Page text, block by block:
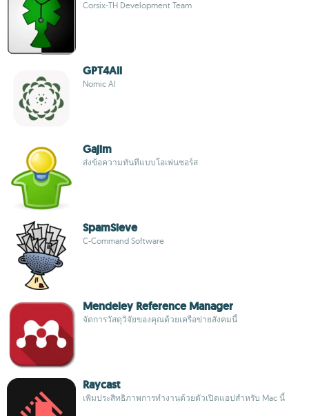
Corsix-TH Development Team
GPT4All
Nomic AI
Gajim
ส่งข้อความทันทีแบบโอเพ่นซอร์ส
SpamSieve
C-Command Software
Mendeley Reference Manager
จัดการวัสดุวิจัยของคุณด้วยเครือข่ายสังคมนี้
Raycast
เพิ่มประสิทธิภาพการทำงานด้วยตัวเปิดแอปสำหรับ Mac นี้